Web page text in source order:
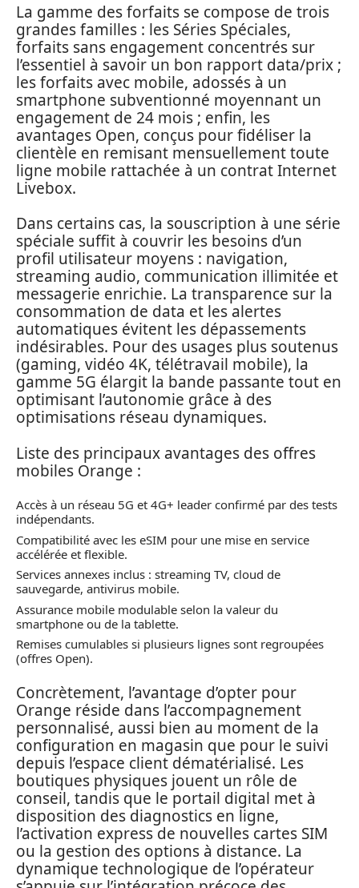
La gamme des forfaits se compose de trois
grandes familles : les Séries Spéciales,
forfaits sans engagement concentrés sur
l’essentiel à savoir un bon rapport data/prix ;
les forfaits avec mobile, adossés à un
smartphone subventionné moyennant un
engagement de 24 mois ; enfin, les
avantages Open, conçus pour fidéliser la
clientèle en remisant mensuellement toute
ligne mobile rattachée à un contrat Internet
Livebox.
Dans certains cas, la souscription à une série
spéciale suffit à couvrir les besoins d’un
profil utilisateur moyens : navigation,
streaming audio, communication illimitée et
messagerie enrichie. La transparence sur la
consommation de data et les alertes
automatiques évitent les dépassements
indésirables. Pour des usages plus soutenus
(gaming, vidéo 4K, télétravail mobile), la
gamme 5G élargit la bande passante tout en
optimisant l’autonomie grâce à des
optimisations réseau dynamiques.
Liste des principaux avantages des offres
mobiles Orange :
Accès à un réseau 5G et 4G+ leader confirmé par des tests
indépendants.
Compatibilité avec les eSIM pour une mise en service
accélérée et flexible.
Services annexes inclus : streaming TV, cloud de
sauvegarde, antivirus mobile.
Assurance mobile modulable selon la valeur du
smartphone ou de la tablette.
Remises cumulables si plusieurs lignes sont regroupées
(offres Open).
Concrètement, l’avantage d’opter pour
Orange réside dans l’accompagnement
personnalisé, aussi bien au moment de la
configuration en magasin que pour le suivi
depuis l’espace client dématérialisé. Les
boutiques physiques jouent un rôle de
conseil, tandis que le portail digital met à
disposition des diagnostics en ligne,
l’activation express de nouvelles cartes SIM
ou la gestion des options à distance. La
dynamique technologique de l’opérateur